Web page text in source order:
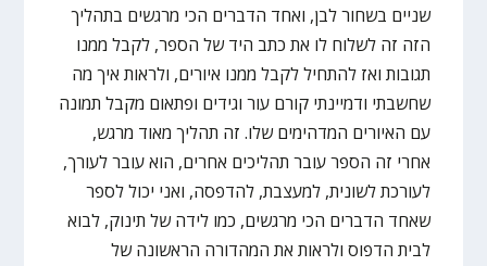
שניים בשחור לבן, ואחד הדברים הכי מרגשים בתהליך
הזה זה לשלוח לו את כתב היד של הספר, לקבל ממנו
תגובות ואז להתחיל לקבל ממנו איורים, ולראות איך מה
שחשבתי ודמיינתי קורם עור וגידים ופתאום מקבל תמונה
עם האיורים המדהימים שלו. זה תהליך מאוד מרגש,
אחרי זה הספר עובר תהליכים אחרים, הוא עובר לעורך,
לעורכת לשונית, למעצבת, להדפסה, ואני יכול לספר
שאחד הדברים הכי מרגשים, כמו לידה של תינוק, לבוא
לבית הדפוס ולראות את המהדורה הראשונה של